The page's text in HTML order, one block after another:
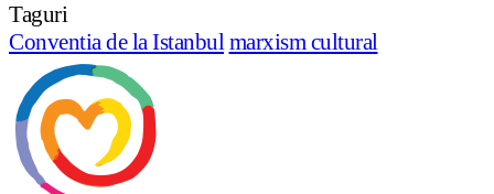
Taguri
Conventia de la Istanbul marxism cultural